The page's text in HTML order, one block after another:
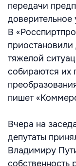
передачи
доверительное
В
приостановили
тяжелой
собираются их
пишет
Вчера на
депутаты
Владимиру
собственность